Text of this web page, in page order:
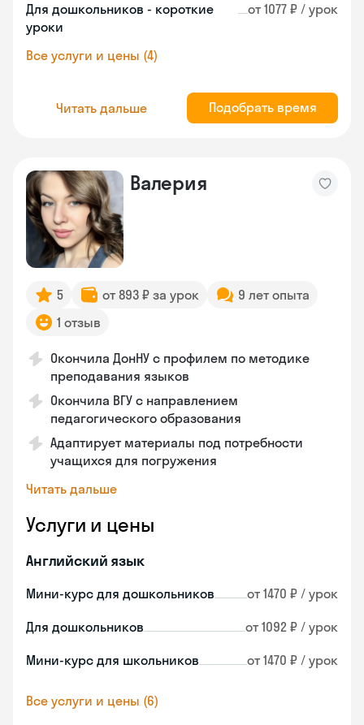
Для дошкольников - короткие
уроки
от 1077 ₽ / урок
Все услуги и цены (4)
Читать дальше Подобрать время
Валерия
5 от 893 ₽ за урок
9 лет опыта
1 отзыв
Окончила ДонНУ с профилем по методике
преподавания языков
Окончила ВГУ с направлением
педагогического образования
Адаптирует материалы под потребности
учащихся для погружения
Читать дальше
Услуги и цены
Английский язык
Мини-курс для дошкольников от 1470 ₽ / урок
Для дошкольников от 1092 ₽ / урок
Мини-курс для школьников от 1470 ₽ / урок
Все услуги и цены (6)